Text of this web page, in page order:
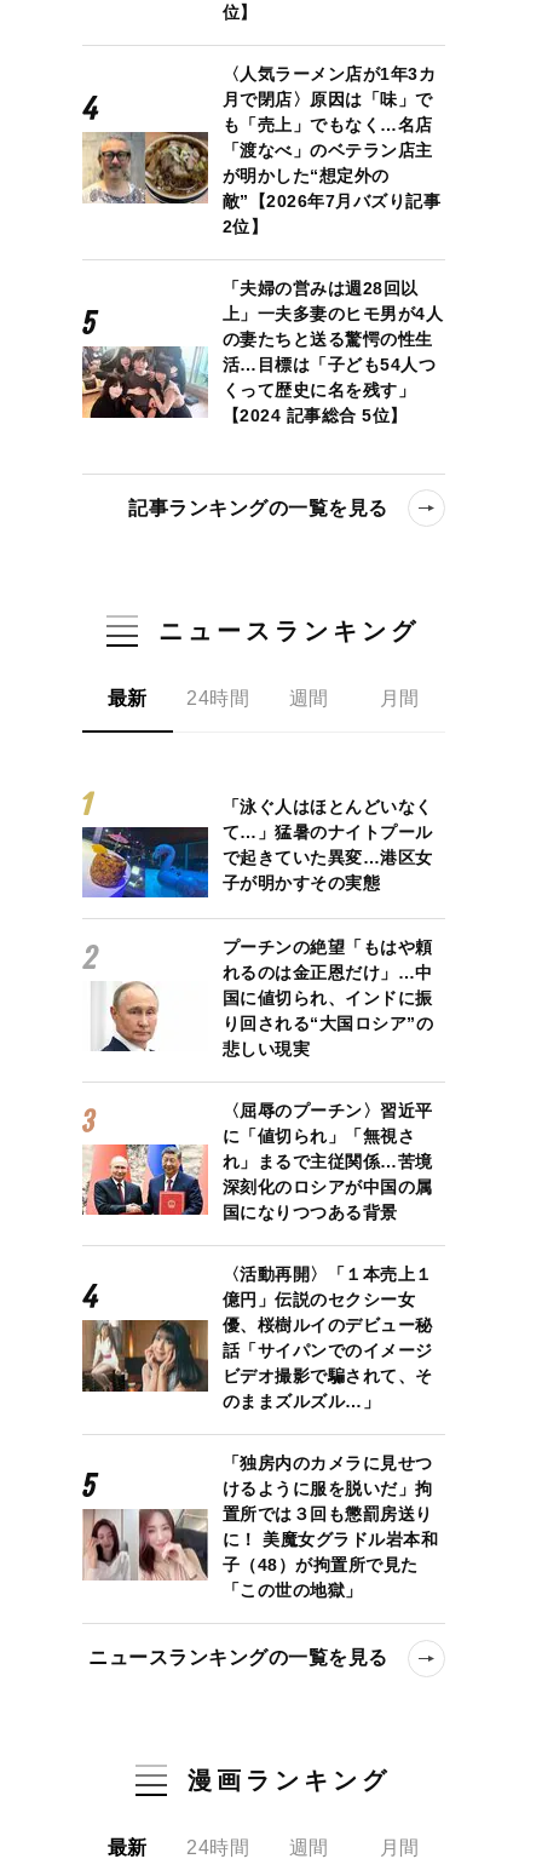
位】
〈人気ラーメン店が1年3カ
月で閉店〉原因は「味」で
も「売上」でもなく…名店
「渡なべ」のベテラン店主
が明かした“想定外の
敵”【2026年7月バズり記事
2位】
「夫婦の営みは週28回以
上」一夫多妻のヒモ男が4人
の妻たちと送る驚愕の性生
活…目標は「子ども54人つ
くって歴史に名を残す」
【2024 記事総合 5位】
記事ランキングの一覧を見る
ニュースランキング
最新 24時間 週間 月間
「泳ぐ人はほとんどいなく
て…」猛暑のナイトプール
で起きていた異変…港区女
子が明かすその実態
プーチンの絶望「もはや頼
れるのは金正恩だけ」…中
国に値切られ、インドに振
り回される“大国ロシア”の
悲しい現実
〈屈辱のプーチン〉習近平
に「値切られ」「無視さ
れ」まるで主従関係…苦境
深刻化のロシアが中国の属
国になりつつある背景
〈活動再開〉「１本売上１
億円」伝説のセクシー女
優、桜樹ルイのデビュー秘
話「サイパンでのイメージ
ビデオ撮影で騙されて、そ
のままズルズル…」
「独房内のカメラに見せつ
けるように服を脱いだ」拘
置所では３回も懲罰房送り
に！ 美魔女グラドル岩本和
子（48）が拘置所で見た
「この世の地獄」
ニュースランキングの一覧を見る
漫画ランキング
最新 24時間 週間 月間